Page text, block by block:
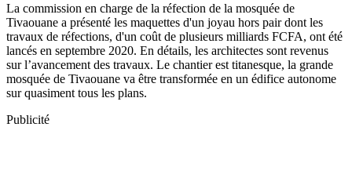
La commission en charge de la réfection de la mosquée de
Tivaouane a présenté les maquettes d'un joyau hors pair dont les
travaux de réfections, d'un coût de plusieurs milliards FCFA, ont été
lancés en septembre 2020. En détails, les architectes sont revenus
sur l’avancement des travaux. Le chantier est titanesque, la grande
mosquée de Tivaouane va être transformée en un édifice autonome
sur quasiment tous les plans.
Publicité